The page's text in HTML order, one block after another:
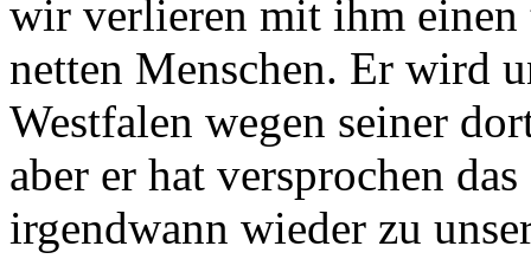
wir verlieren mit ihm einen
netten Menschen. Er wird
Westfalen wegen seiner
aber er hat versprochen
irgendwann wieder zu